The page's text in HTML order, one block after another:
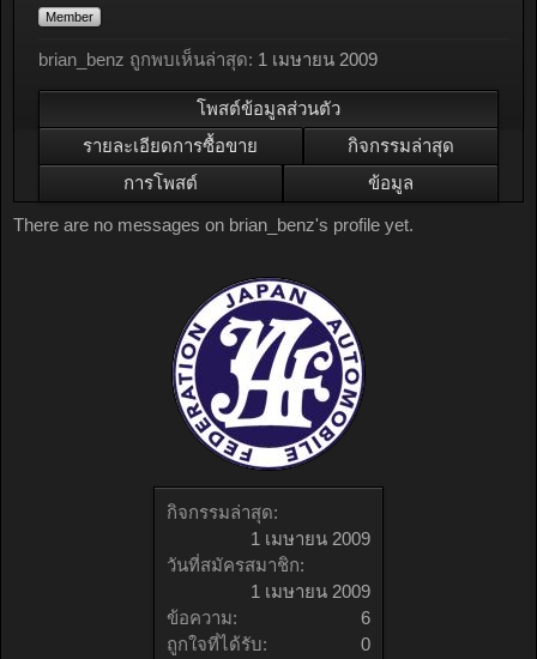
กิจกรรมล่าสุด:
1 เมษายน 2009
วันที่สมัครสมาชิก:
1 เมษายน 2009
ข้อความ:
6
ถูกใจที่ได้รับ:
0
Member
brian_benz ถูกพบเห็นล่าสุด: 1 เมษายน 2009
โพสต์ข้อมูลส่วนตัว
รายละเอียดการซื้อขาย
กิจกรรมล่าสุด
การโพสต์
ข้อมูล
There are no messages on brian_benz's profile yet.